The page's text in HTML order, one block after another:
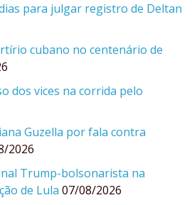
para julgar registro de Deltan
cubano no centenário de
dos vices na corrida pelo
Guzella por fala contra
2026
Trump-bolsonarista na
de Lula 07/08/2026